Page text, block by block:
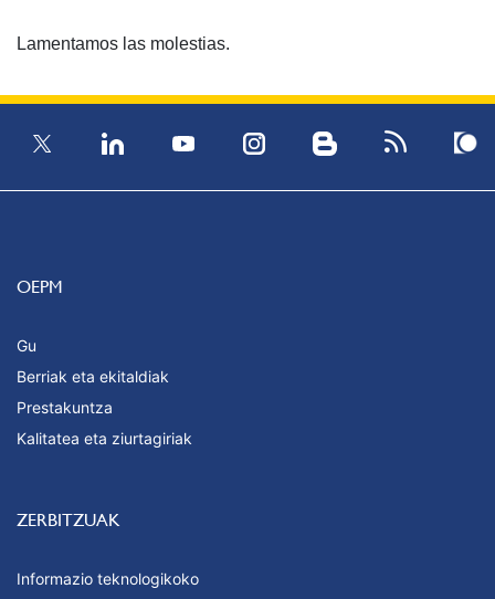
Lamentamos las molestias.
OEPM
Gu
Berriak eta ekitaldiak
Prestakuntza
Kalitatea eta ziurtagiriak
ZERBITZUAK
Informazio teknologikoko